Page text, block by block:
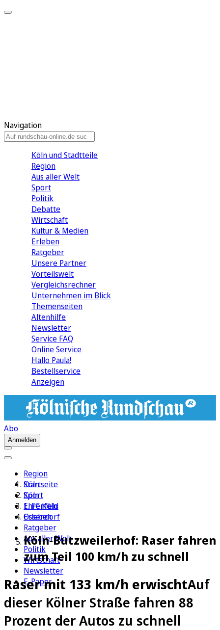
Navigation
Köln und Stadtteile
Region
Aus aller Welt
Sport
Politik
Debatte
Wirtschaft
Kultur & Medien
Erleben
Ratgeber
Unsere Partner
Vorteilswelt
Vergleichsrechner
Unternehmen im Blick
Themenseiten
Altenhilfe
Newsletter
Service FAQ
Online Service
Hallo Paula!
Bestellservice
Anzeigen
Abo
Anmelden
Region
Köln
Sport
1. FC Köln
Erleben
Ratgeber
Aus aller Welt
Politik
Wirtschaft
Newsletter
E-Paper
Startseite
Köln
Ehrenfeld
Ossendorf
Köln-Butzweilerhof: Raser fahren
zum Teil 100 km/h zu schnell
Raser mit 133 km/h erwischtAuf
dieser Kölner Straße fahren 88
Prozent der Autos zu schnell